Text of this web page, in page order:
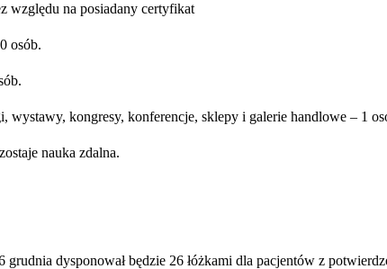
względu na posiadany certyfikat
osób.
wystawy, kongresy, konferencje, sklepy i galerie handlowe – 1
nauka zdalna.
dysponował będzie 26 łóżkami dla pacjentów z